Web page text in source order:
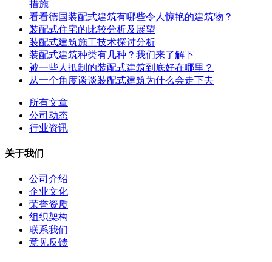
措施
看看德国装配式建筑有哪些令人惊艳的建筑物？
装配式住宅的比较分析及展望
装配式建筑施工技术探讨分析
装配式建筑种类有几种？我们来了解下
被一些人抵制的装配式建筑到底好在哪里？
从一个角度谈谈装配式建筑为什么会走下去
所有文章
公司动态
行业资讯
关于我们
公司介绍
企业文化
荣誉资质
组织架构
联系我们
意见反馈